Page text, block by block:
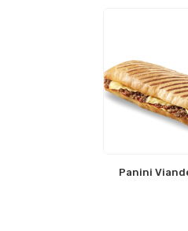
Panini